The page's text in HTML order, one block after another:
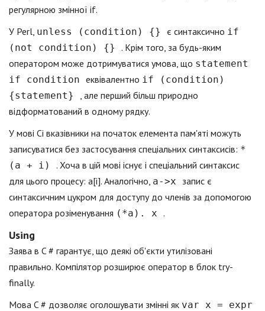
регулярною змінної if.
У Perl, unless (condition) {} є синтаксично if
(not condition) {} . Крім того, за будь-яким
оператором може дотримуватися умова, що statement
if condition еквівалентно if (condition)
{statement}
, але перший більш природно
відформатований в одному рядку.
У мові Сі вказівники на початок елемента пам'яті можуть
записуватися без застосування спеціальних синтаксисів: *
(a + i) . Хоча в цій мові існує і спеціальний синтаксис
для цього процесу: a[i]. Аналогічно, a->x запис є
синтаксичним цукром для доступу до членів за допомогою
оператора розіменування (*a). x .
Using
Заява в C # гарантує, що деякі об'єкти утилізовані
правильно. Компілятор розширює оператор в блок try-
finally.
Мова C # дозволяє оголошувати змінні як var x = expr